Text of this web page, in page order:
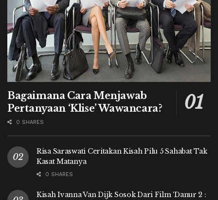
Bagaimana Cara Menjawab
Pertanyaan ‘Klise’ Wawancara?
0 SHARES
Risa Saraswati Ceritakan Kisah Pilu 5 Sahabat Tak
Kasat Matanya
0 SHARES
Kisah Ivanna Van Dijk Sosok Dari Film ‘Danur 2 :